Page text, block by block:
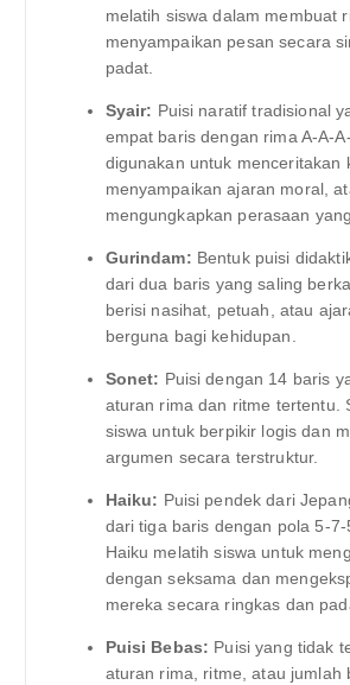
melatih siswa dalam membuat
menyampaikan pesan secara
padat.
Syair: Puisi naratif tradisional
empat baris dengan rima A-A-
digunakan untuk menceritakan
menyampaikan ajaran moral,
mengungkapkan perasaan
Gurindam: Bentuk puisi
dari dua baris yang saling
berisi nasihat, petuah, atau
berguna bagi kehidupan.
Sonet: Puisi dengan 14 baris
aturan rima dan ritme tertentu.
siswa untuk berpikir logis dan
argumen secara terstruktur.
Haiku: Puisi pendek dari
dari tiga baris dengan pola 5-
Haiku melatih siswa untuk
dengan seksama dan
mereka secara ringkas dan
Puisi Bebas: Puisi yang tidak
aturan rima, ritme, atau jumlah